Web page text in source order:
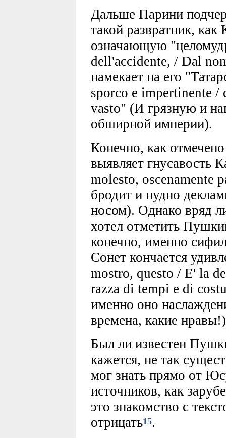
Дальше Парини
такой развратник,
означающую
dell'accidente, / Dal
намекает на его
sporco e impertinente
vasto" (И грязную и
обширной империи).
Конечно, как
выявляет гнусавость
molesto, oscenamente
бродит и нудно
носом). Однако вряд
хотел отметить
конечно, именно
Сонет кончается
mostro, questo / E' la
razza di tempi e di
именно оно
времена, какие
Был ли известен
кажется, не так
мог знать прямо от
источников, как
это знакомство с
отрицать15.